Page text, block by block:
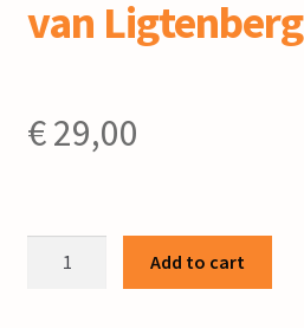
van Ligtenberg
€29,00
Add to cart